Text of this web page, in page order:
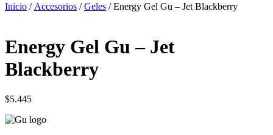
Inicio / Accesorios /Geles / Energy Gel Gu – Jet Blackberry
Energy Gel Gu – Jet
Blackberry
$5.445